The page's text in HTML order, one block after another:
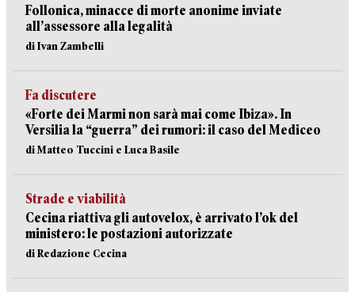
Follonica, minacce di morte anonime inviate
all’assessore alla legalità
di Ivan Zambelli
Fa discutere
«Forte dei Marmi non sarà mai come Ibiza». In
Versilia la “guerra” dei rumori: il caso del Mediceo
di Matteo Tuccini e Luca Basile
Strade e viabilità
Cecina riattiva gli autovelox, è arrivato l’ok del
ministero: le postazioni autorizzate
di Redazione Cecina